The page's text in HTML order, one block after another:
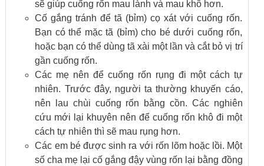
sẽ giúp cuống rốn mau lành và mau khô hơn.
Cố gắng tránh để tã (bỉm) cọ xát với cuống rốn.
Bạn có thể mặc tã (bỉm) cho bé dưới cuống rốn,
hoặc bạn có thể dùng tã xài một lần và cắt bỏ vị trí
gần cuống rốn.
Các mẹ nên để cuống rốn rụng đi một cách tự
nhiên. Trước đây, người ta thường khuyến cáo,
nên lau chùi cuống rốn bằng cồn. Các nghiên
cứu mới lại khuyên nên để cuống rốn khô đi một
cách tự nhiên thì sẽ mau rụng hơn.
Các em bé được sinh ra với rốn lõm hoặc lồi. Một
số cha mẹ lại cố gắng đậy vùng rốn lại bằng đồng